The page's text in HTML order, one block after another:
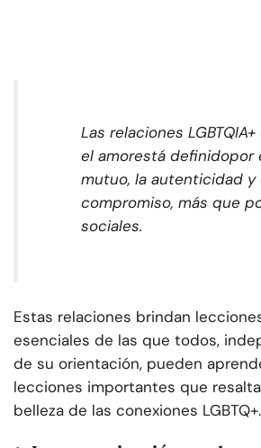
Las relaciones
el amorestá definidopor
mutuo, la autenticidad y
compromiso, más que
sociales.
Estas relaciones brindan
esenciales de las que todos,
de su orientación, pueden
lecciones importantes que
belleza de las conexiones LGBTQ+.